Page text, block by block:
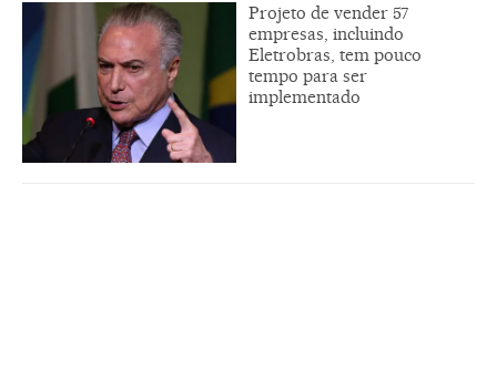
Projeto de vender 57
empresas, incluindo
Eletrobras, tem pouco
tempo para ser
implementado